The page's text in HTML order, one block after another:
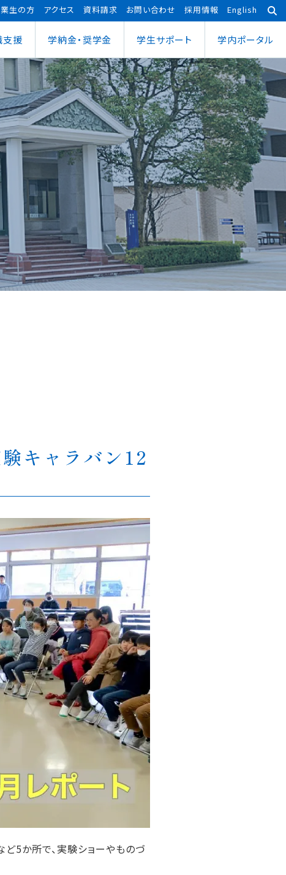
生の方 アクセス 資料請求 お問い合わせ 採用情報 English
ポーツ健康科学部
ポーツ健康科学科
大学院
応用理工学専攻
社会システム学専攻
あわら宇宙センター
支援 学納金・奨学金 学⽣サポート 学内ポータル
キャラバン12
5か所で、実験ショーやものづ